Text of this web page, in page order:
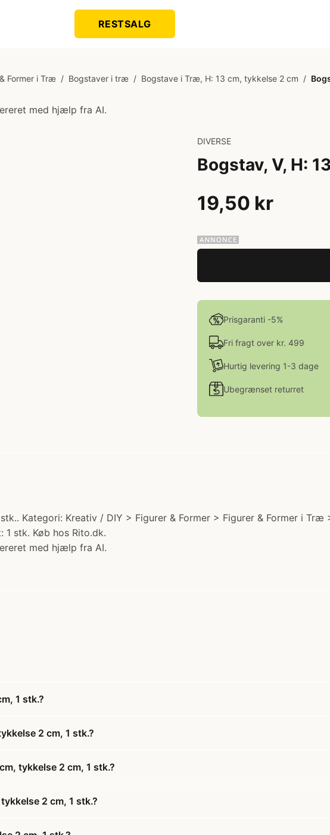
RESTSALG
Former i Træ / Bogstaver i træ / Bogstave i Træ, H: 13 cm, tykkelse 2 cm /
med hjælp fra AI.
DIVERSE
Bogstav, V, H:
19,50 kr
Prisgaranti -5%
Fri fragt over kr. 499
Hurtig levering 1-3 dage
Ubegrænset returret
Kategori: Kreativ / DIY > Figurer & Former > Figurer & Former i
1 stk. Køb hos Rito.dk.
med hjælp fra AI.
1 stk.?
2 cm, 1 stk.?
tykkelse 2 cm, 1 stk.?
2 cm, 1 stk.?